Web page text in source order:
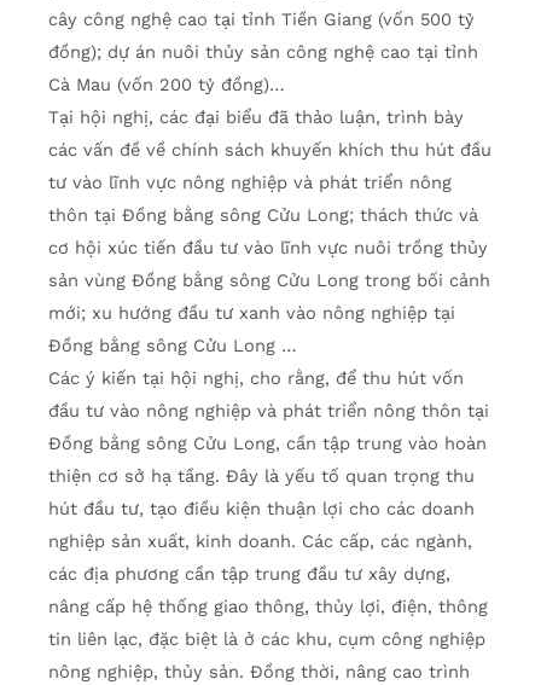
cây công nghệ cao tại tỉnh Tiền Giang (vốn 500 tỷ
đồng); dự án nuôi thủy sản công nghệ cao tại tỉnh
Cà Mau (vốn 200 tỷ đồng)…
Tại hội nghị, các đại biểu đã thảo luận, trình bày
các vấn đề về chính sách khuyến khích thu hút đầu
tư vào lĩnh vực nông nghiệp và phát triển nông
thôn tại Đồng bằng sông Cửu Long; thách thức và
cơ hội xúc tiến đầu tư vào lĩnh vực nuôi trồng thủy
sản vùng Đồng bằng sông Cửu Long trong bối cảnh
mới; xu hướng đầu tư xanh vào nông nghiệp tại
Đồng bằng sông Cửu Long …
Các ý kiến tại hội nghị, cho rằng, để thu hút vốn
đầu tư vào nông nghiệp và phát triển nông thôn tại
Đồng bằng sông Cửu Long, cần tập trung vào hoàn
thiện cơ sở hạ tầng. Đây là yếu tố quan trọng thu
hút đầu tư, tạo điều kiện thuận lợi cho các doanh
nghiệp sản xuất, kinh doanh. Các cấp, các ngành,
các địa phương cần tập trung đầu tư xây dựng,
nâng cấp hệ thống giao thông, thủy lợi, điện, thông
tin liên lạc, đặc biệt là ở các khu, cụm công nghiệp
nông nghiệp, thủy sản. Đồng thời, nâng cao trình